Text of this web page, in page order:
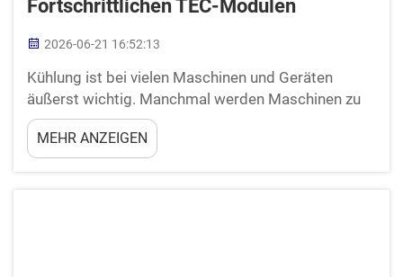
Fortschrittlichen TEC-Modulen
2026-06-21 16:52:13
Kühlung ist bei vielen Maschinen und Geräten
äußerst wichtig. Manchmal werden Maschinen zu
heiß, was zu Ausfällen oder Fehlfunktionen führen
kann. Um dieses Problem zu beheben, setzen viele
Unternehmen fortschrittliche TEC-Module ein. Bei
MEHR ANZEIGEN